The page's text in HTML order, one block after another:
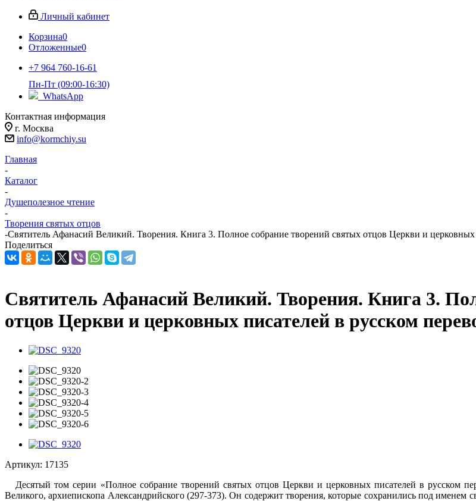
Личный кабинет
Корзина0
Отложенные0
+7 964 760-16-61
Пн-Пт (09:00-16:30)
WhatsApp
Контактная информация
г. Москва
info@kormchiy.su
Главная
-
Каталог
-
Душеполезное чтение
-
Творения святых отцов
-Святитель Афанасий Великий. Творения. Книга 3. Полное собрание творений святых отцов Церкви и
Поделиться
Святитель Афанасий Великий. Творения. Книга 3.
отцов Церкви и церковных писателей в русском
Артикул: 17135
Десятый том серии «Полное собрание творений святых отцов Церкви и церковных писателей в русском
Великого, архиепископа Александрийского (297-373). Он содержит творения, которые сохранились под именем